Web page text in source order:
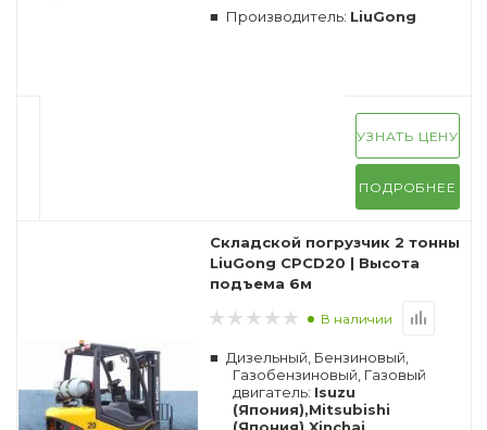
Производитель: LiuGong
УЗНАТЬ ЦЕНУ
ПОДРОБНЕЕ
Складской погрузчик 2 тонны
LiuGong CPCD20 | Высота
подъема 6м
В наличии
Дизельный, Бензиновый,
Газобензиновый, Газовый
двигатель: Isuzu
(Япония),Mitsubishi